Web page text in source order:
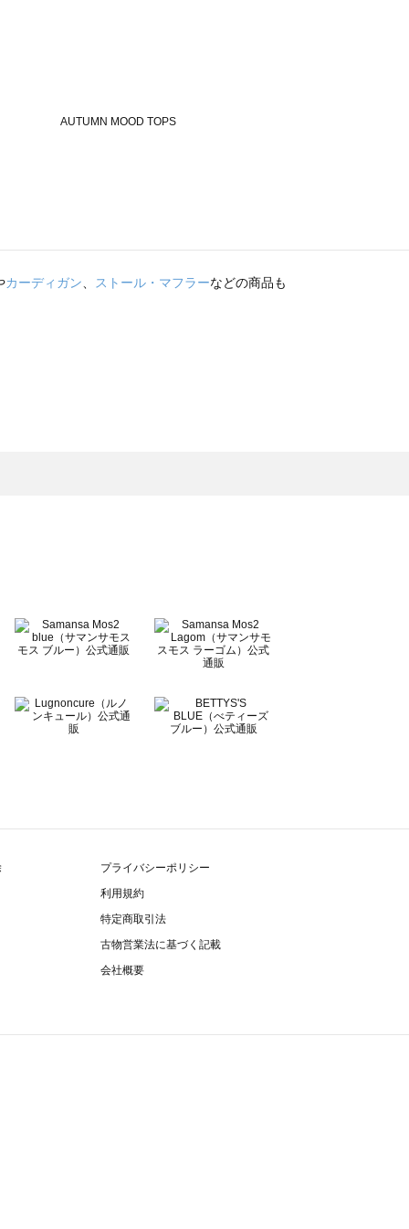
カーディガン ストール・マフラーなどの商品も
プライバシーポリシー
利用規約
特定商取引法
古物営業法に基づく記載
会社概要